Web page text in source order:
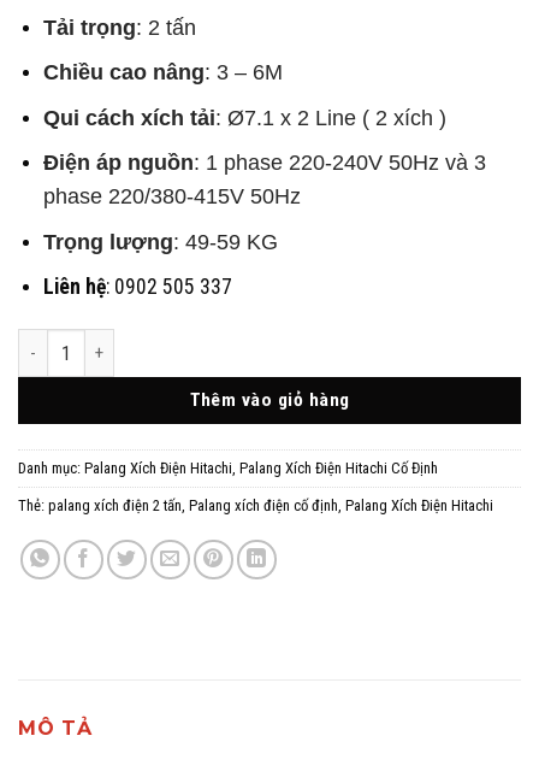
Tải trọng: 2 tấn
Chiều cao nâng: 3 – 6M
Qui cách xích tải: Ø7.1 x 2 Line ( 2 xích )
Điện áp nguồn: 1 phase 220-240V 50Hz và 3
phase 220/380-415V 50Hz
Trọng lượng: 49-59 KG
Liên hệ: 0902 505 337
Palang Xích Điện 2 Tấn - Hitachi - Dòng Cố Định Model 2S(H) số lượng
Thêm vào giỏ hàng
Danh mục: Palang Xích Điện Hitachi, Palang Xích Điện Hitachi Cố Định
Thẻ: palang xích điện 2 tấn, Palang xích điện cố định, Palang Xích Điện Hitachi
MÔ TẢ